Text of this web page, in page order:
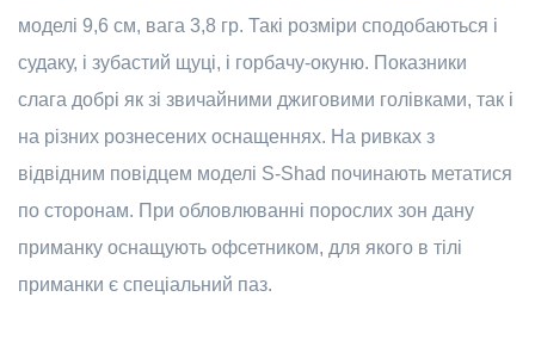
моделі 9,6 см, вага 3,8 гр. Такі розміри сподобаються і
судаку, і зубастий щуці, і горбачу-окуню. Показники
слага добрі як зі звичайними джиговими голівками, так і
на різних рознесених оснащеннях. На ривках з
відвідним повідцем моделі S-Shad починають метатися
по сторонам. При обловлюванні порослих зон дану
приманку оснащують офсетником, для якого в тілі
приманки є спеціальний паз.